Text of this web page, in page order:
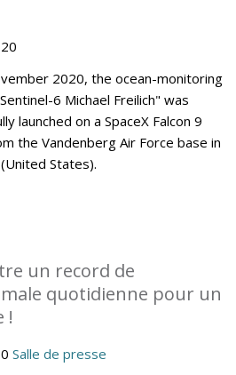
2020, the ocean-monitoring
6 Michael Freilich" was
launched on a SpaceX Falcon 9
the Vandenberg Air Force base in
States).
un record de
quotidienne pour un
!
Salle de presse